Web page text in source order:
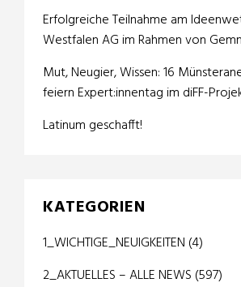
Erfolgreiche Teilnahme am
Westfalen AG im Rahmen von
Mut, Neugier, Wissen: 16
feiern Expert:innentag im diFF-
Latinum geschafft!
KATEGORIEN
1_WICHTIGE_NEUIGKEITEN (4)
2_AKTUELLES – ALLE NEWS (597)